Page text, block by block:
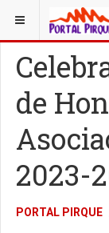
ESTÁ AQUÍ:
de
2023-
PORTAL PIRQUE